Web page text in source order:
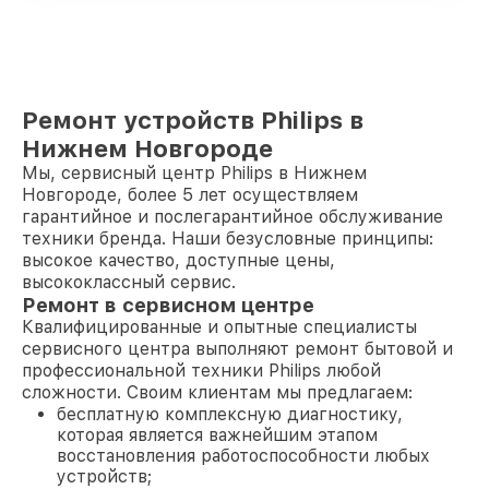
Ремонт устройств Philips в
Нижнем Новгороде
Мы, сервисный центр Philips в Нижнем
Новгороде, более 5 лет осуществляем
гарантийное и послегарантийное обслуживание
техники бренда. Наши безусловные принципы:
высокое качество, доступные цены,
высококлассный сервис.
Ремонт в сервисном центре
Квалифицированные и опытные специалисты
сервисного центра выполняют ремонт бытовой и
профессиональной техники Philips любой
сложности. Своим клиентам мы предлагаем:
бесплатную комплексную диагностику,
которая является важнейшим этапом
восстановления работоспособности любых
устройств;